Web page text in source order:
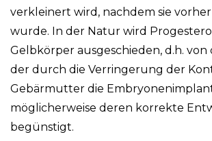
verkleinert wird, nachdem sie
wurde. In der Natur wird
Gelbkörper ausgeschieden, d.h. von
der durch die Verringerung der
Gebärmutter die
möglicherweise deren korrekte
begünstigt.